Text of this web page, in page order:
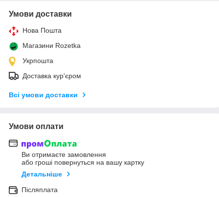
Умови доставки
Нова Пошта
Магазини Rozetka
Укрпошта
Доставка кур'єром
Всі умови доставки
Умови оплати
Ви отримаєте замовлення
або гроші повернуться на вашу картку
Детальніше
Післяплата